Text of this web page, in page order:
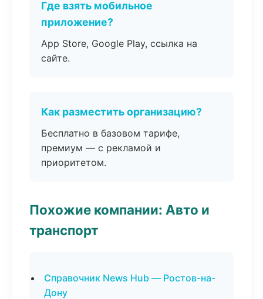
Где взять мобильное
приложение?
App Store, Google Play, ссылка на
сайте.
Как разместить организацию?
Бесплатно в базовом тарифе,
премиум — с рекламой и
приоритетом.
Похожие компании: Авто и
транспорт
Справочник News Hub — Ростов-на-
Дону